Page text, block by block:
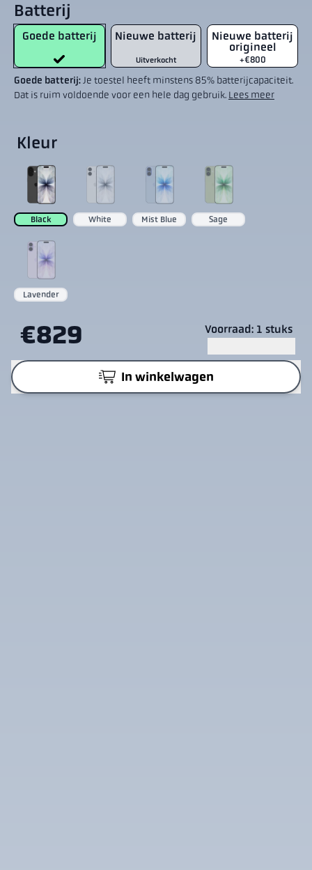
Batterij
Goede batterij Nieuwe batterij
Uitverkocht
Nieuwe batterij
origineel
+€800
Goede batterij: Je toestel heeft minstens 85% batterijcapaciteit.
Dat is ruim voldoende voor een hele dag gebruik. Lees meer
Kleur
Black White Mist Blue Sage
Lavender
€829 Voorraad: 1 stuks
In winkelwagen